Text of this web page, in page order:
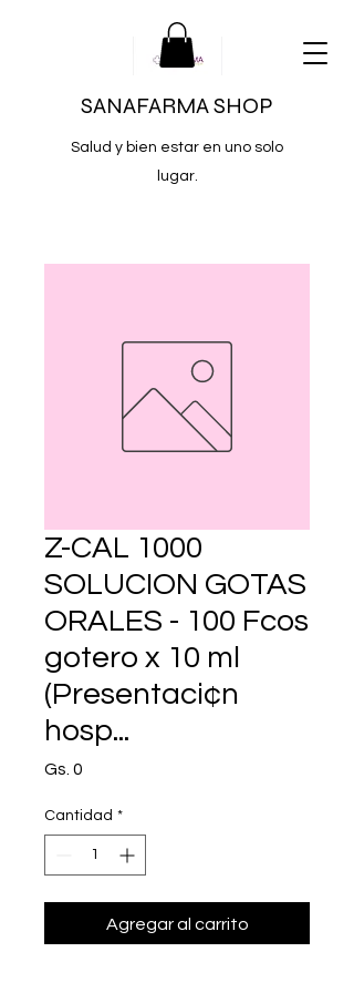
SANAFARMA SHOP
Salud y bien estar en uno solo
lugar.
Z-CAL 1000
SOLUCION GOTAS
ORALES - 100 Fcos
gotero x 10 ml
(Presentaci¢n
hosp...
Gs. 0
Cantidad *
Agregar al carrito